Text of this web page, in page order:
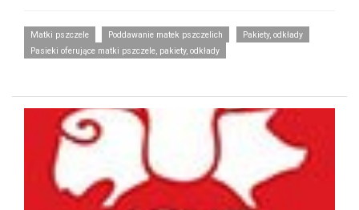
Matki pszczele Poddawanie matek pszczelich
Pakiety, odkłady
Pasieki oferujące matki pszczele, pakiety, odkłady